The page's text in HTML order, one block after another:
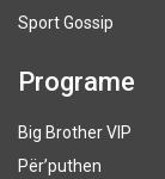
Sport Gossip
Programe
Big Brother VIP
Për’puthen